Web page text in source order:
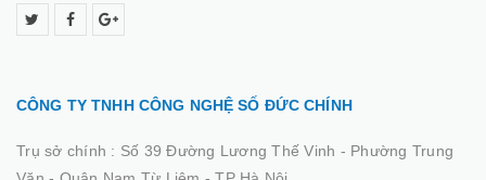
CÔNG TY TNHH CÔNG NGHỆ SỐ ĐỨC CHÍNH
Trụ sở chính : Số 39 Đường Lương Thế Vinh - Phường Trung